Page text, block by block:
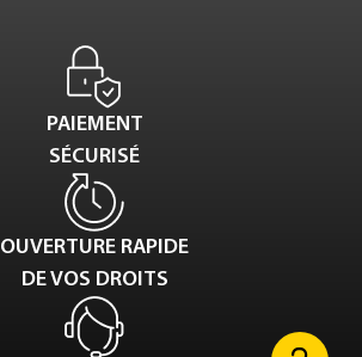
PAIEMENT
SÉCURISÉ
OUVERTURE RAPIDE
DE VOS DROITS